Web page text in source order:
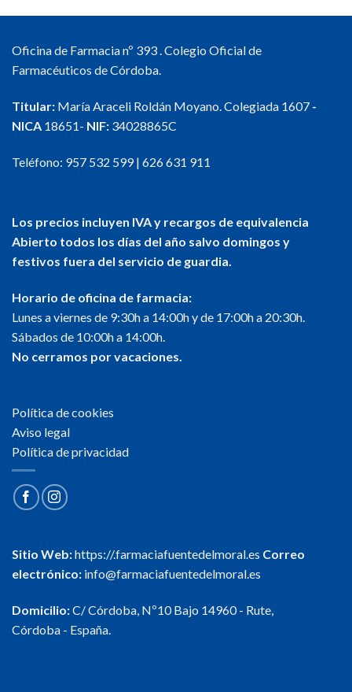
Oficina de Farmacia nº 393 . Colegio Oficial de
Farmacéuticos de Córdoba.
Titular: María Araceli Roldán Moyano. Colegiada 1607 -
NICA 18651- NIF: 34028865C
Teléfono: 957 532 599| 626 631 911
Los precios incluyen IVA y recargos de equivalencia
Abierto todos los días del año salvo domingos y
festivos fuera del servicio de guardia.
Horario de oficina de farmacia:
Lunes a viernes de 9:30h a 14:00h y de 17:00h a 20:30h.
Sábados de 10:00h a 14:00h.
No cerramos por vacaciones.
Política de cookies
Aviso legal
Política de privacidad
Sitio Web:https://.farmaciafuentedelmoral.es Correo
electrónico: info@farmaciafuentedelmoral.es
Domicilio:C/ Córdoba, Nº10 Bajo 14960 - Rute,
Córdoba - España.